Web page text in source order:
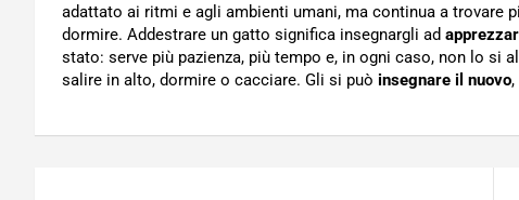
adattato ai ritmi e agli ambienti umani, ma continua a trovare
dormire. Addestrare un gatto significa insegnargli ad
stato: serve più pazienza, più tempo e, in ogni caso, non lo si
salire in alto, dormire o cacciare. Gli si può insegnare il nuovo,